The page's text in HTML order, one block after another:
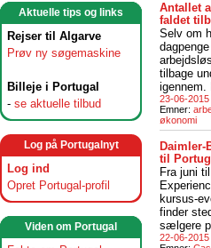
Aktuelle tips og links
Rejser til Algarve
Prøv ny søgemaskine
Billeje i Portugal
- se aktuelle tilbud
Log på Portugalnyt
Log ind
Opret Portugal-profil
Viden om Portugal
Antallet
faldet
Selv om
tilbage
igennem.
23-06-2015
Emner:
økonomi
Daimler-
til
Fra juni
kursus-
finder
sælgere
22-06-2015